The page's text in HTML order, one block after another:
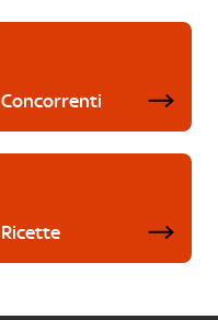
Concorrenti
Ricette